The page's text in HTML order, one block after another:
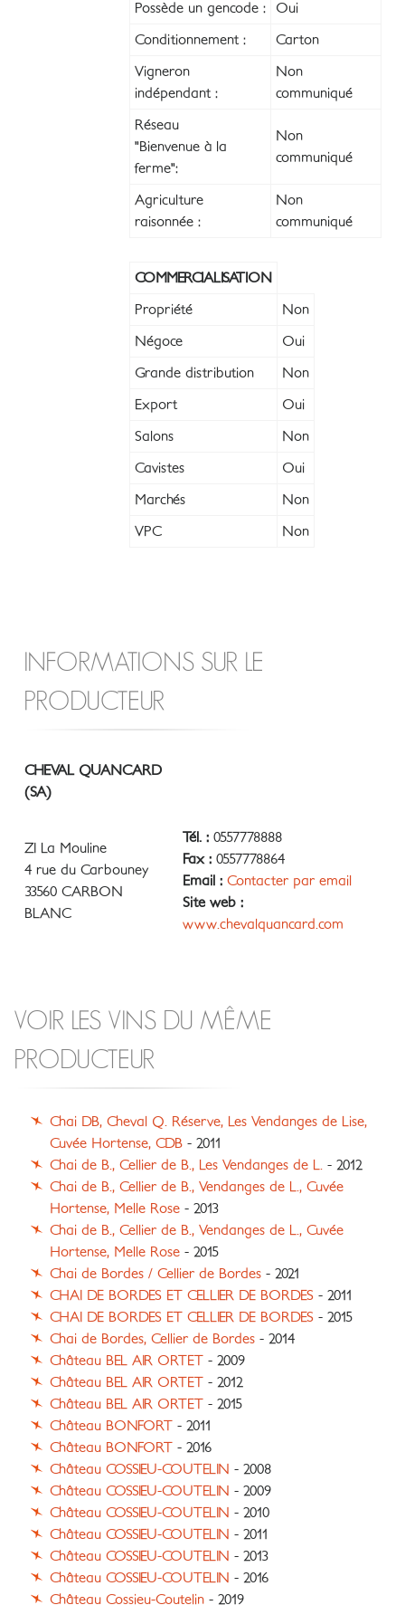
Possède un gencode : Oui
Conditionnement : Carton
Vigneron
indépendant :
Non
communiqué
Réseau
"Bienvenue à la
ferme":
Non
communiqué
Agriculture
raisonnée :
Non
communiqué
COMMERCIALISATION
Propriété Non
Négoce Oui
Grande distribution Non
Export Oui
Salons Non
Cavistes Oui
Marchés Non
VPC Non
INFORMATIONS SUR LE
PRODUCTEUR
CHEVAL QUANCARD
(SA)
ZI La Mouline
4 rue du Carbouney
33560 CARBON
BLANC
Tél. : 0557778888
Fax : 0557778864
Email : Contacter par email
Site web :
www.chevalquancard.com
VOIR LES VINS DU MÊME
PRODUCTEUR
Chai DB, Cheval Q. Réserve, Les Vendanges de Lise,
Cuvée Hortense, CDB - 2011
Chai de B., Cellier de B., Les Vendanges de L. - 2012
Chai de B., Cellier de B., Vendanges de L., Cuvée
Hortense, Melle Rose - 2013
Chai de B., Cellier de B., Vendanges de L., Cuvée
Hortense, Melle Rose - 2015
Chai de Bordes / Cellier de Bordes - 2021
CHAI DE BORDES ET CELLIER DE BORDES - 2011
CHAI DE BORDES ET CELLIER DE BORDES - 2015
Chai de Bordes, Cellier de Bordes - 2014
Château BEL AIR ORTET - 2009
Château BEL AIR ORTET - 2012
Château BEL AIR ORTET - 2015
Château BONFORT - 2011
Château BONFORT - 2016
Château COSSIEU-COUTELIN - 2008
Château COSSIEU-COUTELIN - 2009
Château COSSIEU-COUTELIN - 2010
Château COSSIEU-COUTELIN - 2011
Château COSSIEU-COUTELIN - 2013
Château COSSIEU-COUTELIN - 2016
Château Cossieu-Coutelin - 2019